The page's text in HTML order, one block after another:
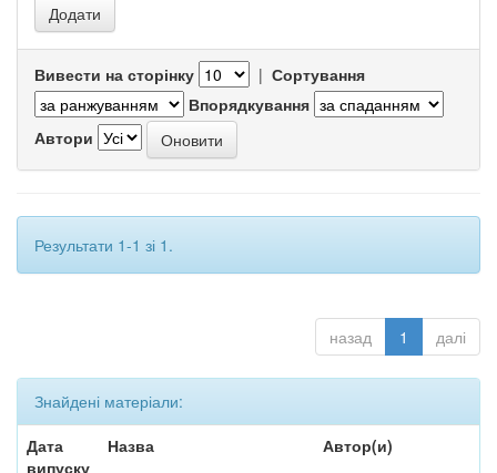
Вивести на сторінку | Сортування
Впорядкування
Автори
Результати 1-1 зі 1.
назад 1 далі
Знайдені матеріали:
Дата
випуску
Назва Автор(и)